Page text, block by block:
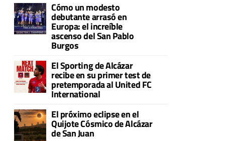
Cómo un modesto
debutante arrasó en
Europa: el increíble
ascenso del San Pablo
Burgos
El Sporting de Alcázar
recibe en su primer test de
pretemporada al United FC
International
El próximo eclipse en el
Quijote Cósmico de Alcázar
de San Juan